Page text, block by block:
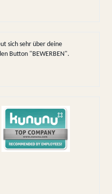
sich sehr über deine
Button "BEWERBEN".